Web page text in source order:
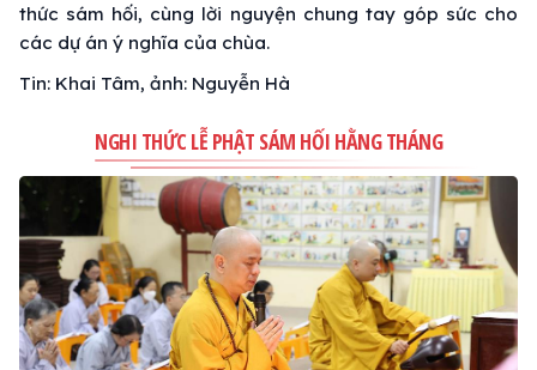
thức sám hối, cùng lời nguyện chung tay góp sức cho
các dự án ý nghĩa của chùa.
Tin: Khai Tâm, ảnh: Nguyễn Hà
NGHI THỨC LỄ PHẬT SÁM HỐI HẰNG THÁNG